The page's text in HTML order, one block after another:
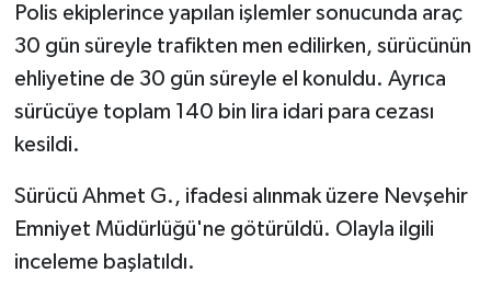
Polis ekiplerince yapılan işlemler sonucunda araç
30 gün süreyle trafikten men edilirken, sürücünün
ehliyetine de 30 gün süreyle el konuldu. Ayrıca
sürücüye toplam 140 bin lira idari para cezası
kesildi.
Sürücü Ahmet G., ifadesi alınmak üzere Nevşehir
Emniyet Müdürlüğü'ne götürüldü. Olayla ilgili
inceleme başlatıldı.